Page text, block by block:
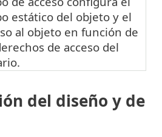
estático del objeto y el
al objeto en función de
de acceso del
del diseño y de